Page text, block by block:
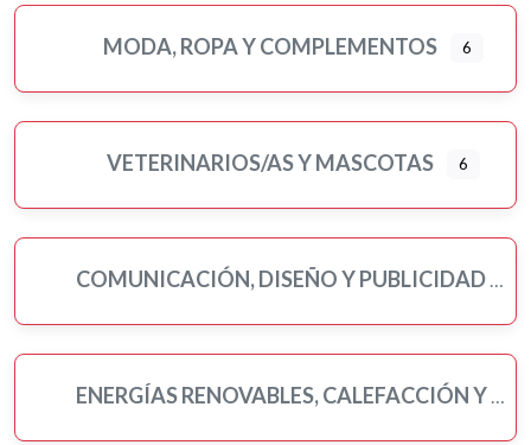
MODA, ROPA Y COMPLEMENTOS 6
VETERINARIOS/AS Y MASCOTAS 6
COMUNICACIÓN, DISEÑO Y PUBLICIDAD
ENERGÍAS RENOVABLES, CALEFACCIÓN Y FONTANERÍA